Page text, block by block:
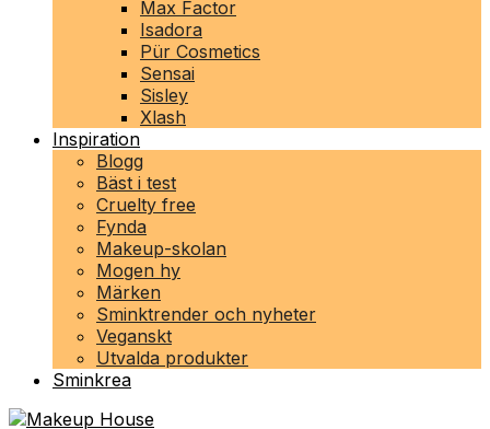
Max Factor
Isadora
Pür Cosmetics
Sensai
Sisley
Xlash
Inspiration
Blogg
Bäst i test
Cruelty free
Fynda
Makeup-skolan
Mogen hy
Märken
Sminktrender och nyheter
Veganskt
Utvalda produkter
Sminkrea